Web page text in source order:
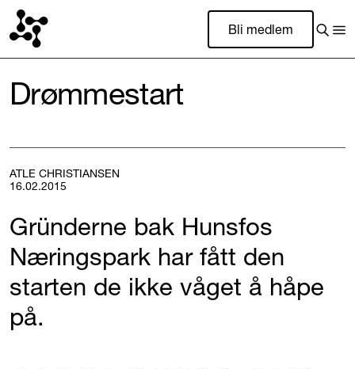
Bli medlem
Drømmestart
ATLE CHRISTIANSEN
16.02.2015
Gründerne bak Hunsfos
Næringspark har fått den
starten de ikke våget å håpe
på.